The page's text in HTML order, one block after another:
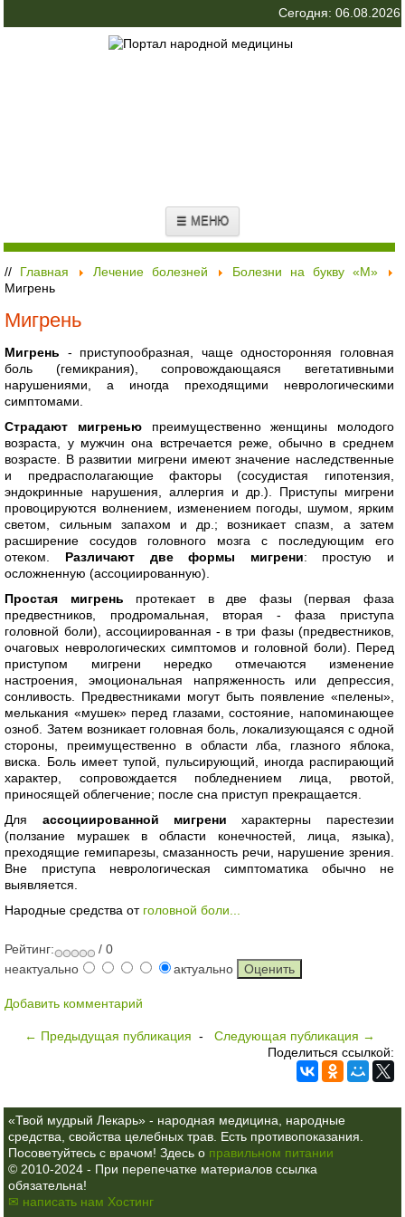
Сегодня: 06.08.2026
☰ МЕНЮ
// Главная Лечение болезней
Болезни на букву «М»
Мигрень
Мигрень
Мигрень - приступообразная, чаще односторонняя головная
боль (гемикрания), сопровождающаяся вегетативными
нарушениями, а иногда преходящими неврологическими
симптомами.
Страдают мигренью преимущественно женщины молодого
возраста, у мужчин она встречается реже, обычно в среднем
возрасте. В развитии мигрени имеют значение наследственные
и предрасполагающие факторы (сосудистая гипотензия,
эндокринные нарушения, аллергия и др.). Приступы мигрени
провоцируются волнением, изменением погоды, шумом, ярким
светом, сильным запахом и др.; возникает спазм, а затем
расширение сосудов головного мозга с последующим его
отеком. Различают две формы мигрени: простую и
осложненную (ассоциированную).
Простая мигрень протекает в две фазы (первая фаза
предвестников, продромальная, вторая - фаза приступа
головной боли), ассоциированная - в три фазы (предвестников,
очаговых неврологических симптомов и головной боли). Перед
приступом мигрени нередко отмечаются изменение
настроения, эмоциональная напряженность или депрессия,
сонливость. Предвестниками могут быть появление «пелены»,
мелькания «мушек» перед глазами, состояние, напоминающее
озноб. Затем возникает головная боль, локализующаяся с одной
стороны, преимущественно в области лба, глазного яблока,
виска. Боль имеет тупой, пульсирующий, иногда распирающий
характер, сопровождается побледнением лица, рвотой,
приносящей облегчение; после сна приступ прекращается.
Для ассоциированной мигрени характерны парестезии
(ползание мурашек в области конечностей, лица, языка),
преходящие гемипарезы, смазанность речи, нарушение зрения.
Вне приступа неврологическая симптоматика обычно не
выявляется.
Народные средства от головной боли...
Рейтинг:
/ 0
неактуально
актуально
Добавить комментарий
← Предыдущая публикация - Следующая публикация →
Поделиться ссылкой:
«Твой мудрый Лекарь» - народная медицина, народные
средства, свойства целебных трав. Есть противопоказания.
Посоветуйтесь с врачом! Здесь о правильном питании
© 2010-2024 - При перепечатке материалов ссылка
обязательна!
✉ написать нам Хостинг